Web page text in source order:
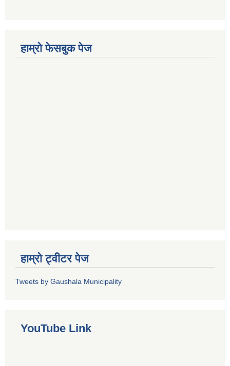
हाम्रो फेसबुक पेज
हाम्रो ट्वीटर पेज
Tweets by Gaushala Municipality
YouTube Link